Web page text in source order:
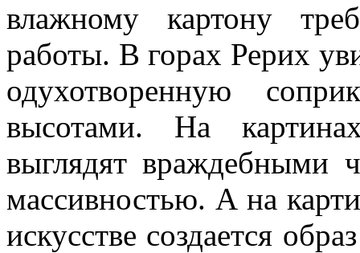
влажному картону
работы. В горах Рерих
одухотворенную
высотами. На
выглядят враждебными
массивностью. А на
искусстве создается